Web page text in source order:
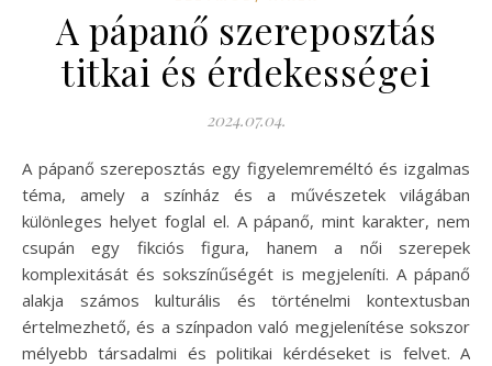
A pápanő szereposztás
titkai és érdekességei
2024.07.04.
A pápanő szereposztás egy figyelemreméltó és izgalmas
téma, amely a színház és a művészetek világában
különleges helyet foglal el. A pápanő, mint karakter, nem
csupán egy fikciós figura, hanem a női szerepek
komplexitását és sokszínűségét is megjeleníti. A pápanő
alakja számos kulturális és történelmi kontextusban
értelmezhető, és a színpadon való megjelenítése sokszor
mélyebb társadalmi és politikai kérdéseket is felvet. A